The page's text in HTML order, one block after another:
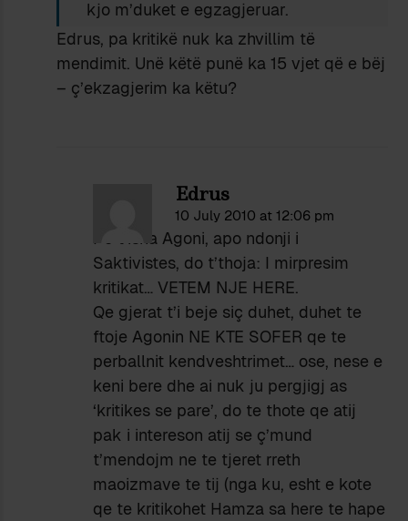
kjo m’duket e egzagjeruar.
Edrus, pa kritikë nuk ka zhvillim të
mendimit. Unë këtë punë ka 15 vjet që e bëj
– ç’ekzagjerim ka këtu?
Edrus
10 July 2010 at 12:06 pm
Po t’isha Agoni, apo ndonji i
Saktivistes, do t’thoja: I mirpresim
kritikat… VETEM NJE HERE.
Qe gjerat t’i beje siç duhet, duhet te
ftoje Agonin NE KTE SOFER qe te
perballnit kendveshtrimet… ose, nese e
keni bere dhe ai nuk ju pergjigj as
‘kritikes se pare’, do te thote qe atij
pak i intereson atij se ç’mund
t’mendojm ne te tjeret rreth
maoizmave te tij (nga ku, esht e kote
qe te kritikohet Hamza sa here te hape